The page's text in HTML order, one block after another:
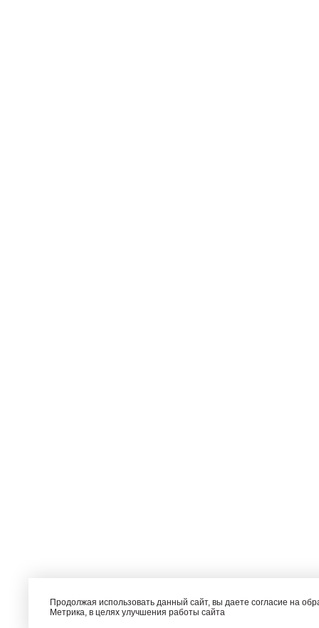
Продолжая использовать данный сайт, вы даете согласие на
Метрика, в целях улучшения работы сайта